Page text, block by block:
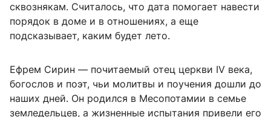
сквознякам. Считалось, что дата помогает навести
порядок в доме и в отношениях, а еще
подсказывает, каким будет лето.
Ефрем Сирин — почитаемый отец церкви IV века,
богослов и поэт, чьи молитвы и поучения дошли до
наших дней. Он родился в Месопотамии в семье
земледельцев, а жизненные испытания привели его